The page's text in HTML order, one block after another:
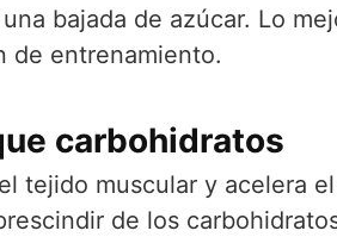
bajada de azúcar. Lo
de entrenamiento.
carbohidratos
tejido muscular y acelera
de los